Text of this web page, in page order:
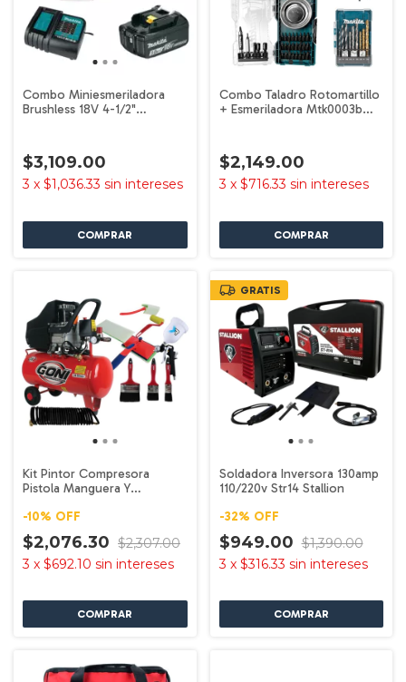
Combo Miniesmeriladora
Brushless 18V 4-1/2"
$3,109.00
3 x $1,036.33 sin intereses
Combo Taladro Rotomartillo
+ Esmeriladora Mtk0003b
$2,149.00
3 x $716.33 sin intereses
Kit Pintor Compresora
Pistola Manguera Y
-10% OFF
$2,076.30 $2,307.00
3 x $692.10 sin intereses
GRATIS
Soldadora Inversora 130amp
110/220v Str14 Stallion
-32% OFF
$949.00 $1,390.00
3 x $316.33 sin intereses